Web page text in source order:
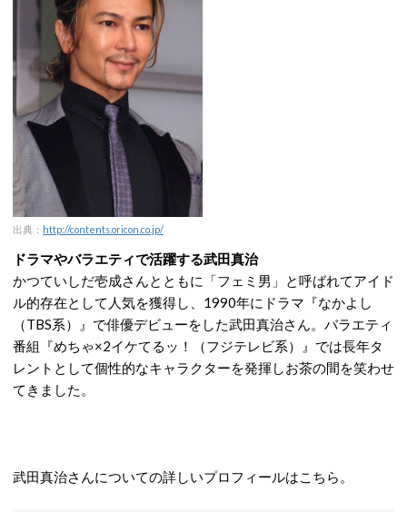
出典： http://contents.oricon.co.jp/
ドラマやバラエティで活躍する武田真治
かつていしだ壱成さんとともに「フェミ男」と呼ばれてアイド
ル的存在として人気を獲得し、1990年にドラマ『なかよし
（TBS系）』で俳優デビューをした武田真治さん。バラエティ
番組『めちゃ×2イケてるッ！（フジテレビ系）』では長年タ
レントとして個性的なキャラクターを発揮しお茶の間を笑わせ
てきました。
武田真治さんについての詳しいプロフィールはこちら。